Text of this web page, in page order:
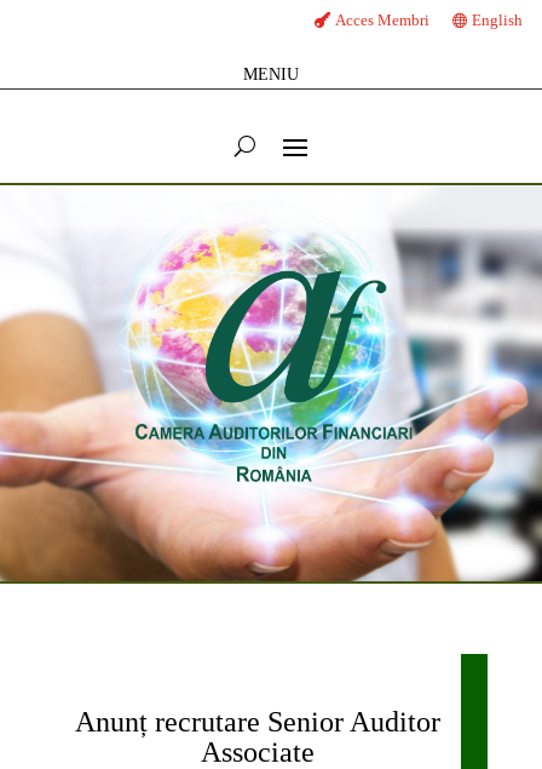
Acces Membri English
MENIU
Anunț recrutare Senior Auditor
Associate